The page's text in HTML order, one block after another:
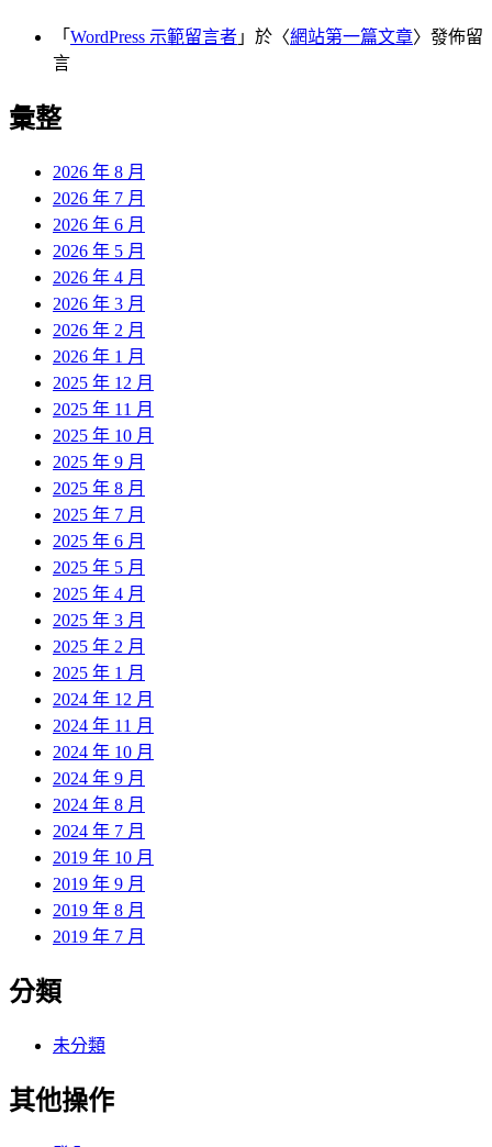
「 WordPress 示範留言者 」於〈網站第一篇文章〉發佈留
言
彙整
2026 年 8 月
2026 年 7 月
2026 年 6 月
2026 年 5 月
2026 年 4 月
2026 年 3 月
2026 年 2 月
2026 年 1 月
2025 年 12 月
2025 年 11 月
2025 年 10 月
2025 年 9 月
2025 年 8 月
2025 年 7 月
2025 年 6 月
2025 年 5 月
2025 年 4 月
2025 年 3 月
2025 年 2 月
2025 年 1 月
2024 年 12 月
2024 年 11 月
2024 年 10 月
2024 年 9 月
2024 年 8 月
2024 年 7 月
2019 年 10 月
2019 年 9 月
2019 年 8 月
2019 年 7 月
分類
未分類
其他操作